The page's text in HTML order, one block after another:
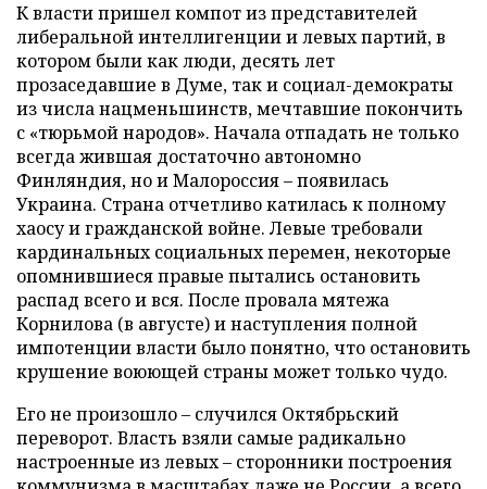
К власти пришел компот из представителей
либеральной интеллигенции и левых партий, в
котором были как люди, десять лет
прозаседавшие в Думе, так и социал-демократы
из числа нацменьшинств, мечтавшие покончить
с «тюрьмой народов». Начала отпадать не только
всегда жившая достаточно автономно
Финляндия, но и Малороссия – появилась
Украина. Страна отчетливо катилась к полному
хаосу и гражданской войне. Левые требовали
кардинальных социальных перемен, некоторые
опомнившиеся правые пытались остановить
распад всего и вся. После провала мятежа
Корнилова (в августе) и наступления полной
импотенции власти было понятно, что остановить
крушение воюющей страны может только чудо.
Его не произошло – случился Октябрьский
переворот. Власть взяли самые радикально
настроенные из левых – сторонники построения